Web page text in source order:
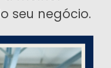
seu negócio.